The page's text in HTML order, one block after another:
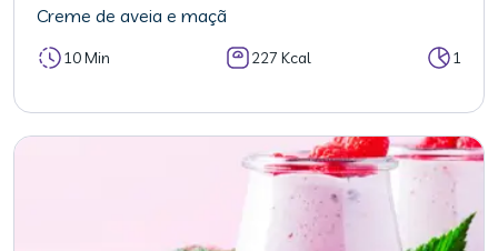
Creme de aveia e maçã
10 Min 227 Kcal 1